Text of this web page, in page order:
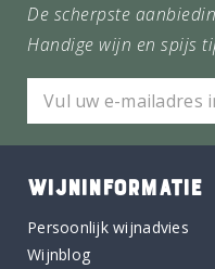
De scherpste
Handige wijn en spijs
WIJNINFORMATIE
Persoonlijk wijnadvies
Wijnblog